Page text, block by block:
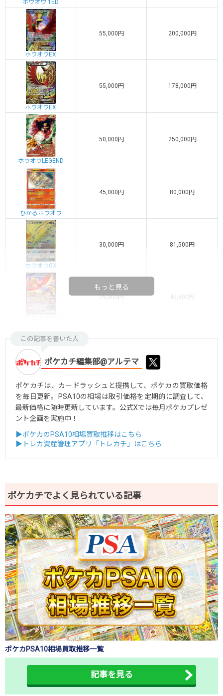
ホウオウ 1ED
ホウオウEX
55,000円 200,000円
ホウオウEX
55,000円 178,000円
ホウオウLEGEND
50,000円 250,000円
ひかるホウオウ
45,000円 80,000円
ホウオウGX
30,000円 81,500円
29,000円 42,600円
もっと見る
この記事を書いた人
ポケカチ編集部@アルテマ
ポケカチは、カードラッシュと提携して、ポケカの買取価格
を毎日更新。PSA10の相場は取引価格を定期的に調査して、
最新価格に随時更新しています。公式Xでは毎月ポケカプレゼ
ント企画を実施中！
▶ポケカのPSA10相場買取推移はこちら
▶トレカ資産管理アプリ「トレカチ」はこちら
ポケカチでよく見られている記事
ポケカPSA10相場買取推移一覧
記事を見る